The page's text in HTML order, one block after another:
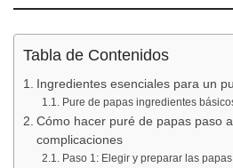
Tabla de Contenidos
Ingredientes esenciales para un
Pure de papas ingredientes
Cómo hacer puré de papas paso
complicaciones
Paso 1: Elegir y preparar las papas